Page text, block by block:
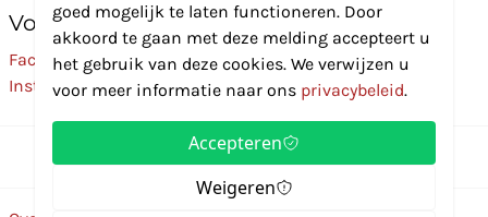
Volg Ons
Facebook
Instagram
goed mogelijk te laten functioneren. Door
akkoord te gaan met deze melding accepteert u
het gebruik van deze cookies. We verwijzen u
voor meer informatie naar ons privacybeleid.
Accepteren
Weigeren